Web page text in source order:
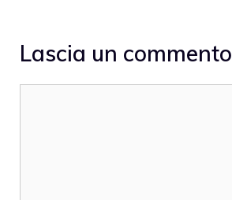
Lascia un commento